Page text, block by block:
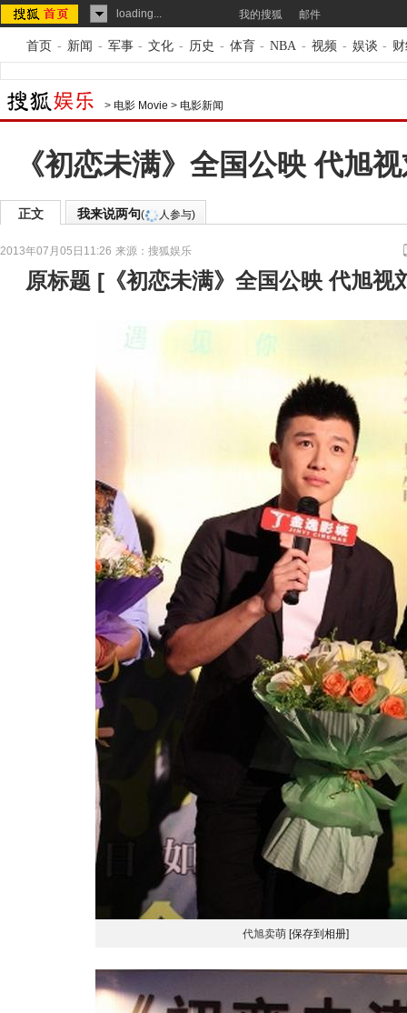
loading... 我的搜狐 邮件
首页 - 新闻 - 军事 - 文化 - 历史 - 体育 - NBA - 视频 - 娱谈 -
> 电影 Movie > 电影新闻
《初恋未满》全国公映 代旭
正文 我来说两句( 人参与)
2013年07月05日11:26 来源： 搜狐娱乐
原标题 [ 《初恋未满》全国公映 代旭视
代旭卖萌 [保存到相册]